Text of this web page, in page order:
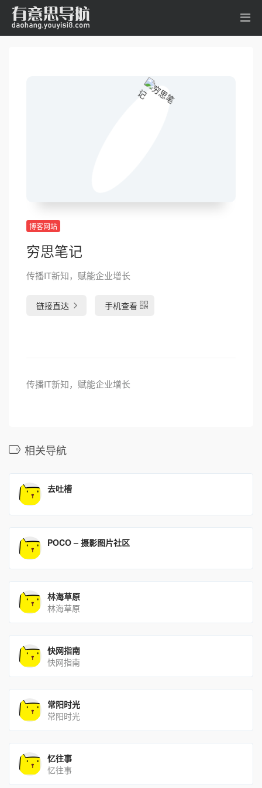
博客网站
穷思笔记
传播IT新知，赋能企业增长
链接直达 手机查看
传播IT新知，赋能企业增长
相关导航
去吐槽
POCO – 摄影图片社区
林海草原
林海草原
快网指南
快网指南
常阳时光
常阳时光
忆往事
忆往事